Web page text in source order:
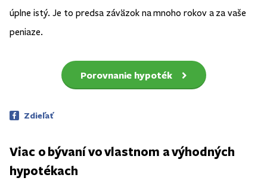
úplne istý. Je to predsa záväzok na mnoho rokov a za vaše
peniaze.
Porovnanie hypoték
Zdieľať
Viac o bývaní vo vlastnom a výhodných
hypotékach